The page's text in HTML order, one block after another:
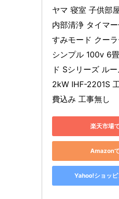
ヤマ 寝室 子供部
内部清浄 タイマ
すみモード クー
シンプル 100v 6
ド Sシリーズ ル
2kW IHF-2201S
費込み 工事無し
楽天市場
Amazon
Yahoo!ショッ